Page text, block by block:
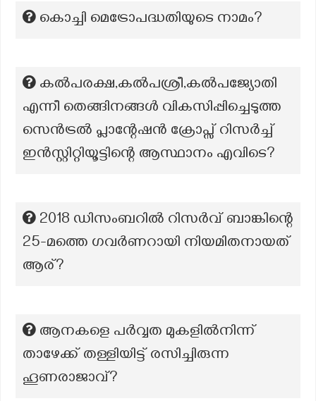
കൊച്ചി മെട്രോപദ്ധതിയുടെ നാമം?
കൽപരക്ഷ,കൽപശ്രീ,കൽപജ്യോതി
എന്നീ തെങ്ങിനങ്ങൾ വികസിപ്പിച്ചെടുത്ത
സെൻട്രൽ പ്ലാന്റേഷൻ ക്രോപ്സ് റിസർച്ച്
ഇൻസ്റ്റിറ്റിയൂട്ടിന്റെ ആസ്ഥാനം എവിടെ?
2018 ഡിസംബറിൽ റിസർവ് ബാങ്കിന്റെ
25-മത്തെ ഗവർണറായി നിയമിതനായത്
ആര്?
ആനകളെ പര്‍വ്വത മുകളില്‍നിന്ന്
താഴേക്ക് തള്ളിയിട്ട് രസിച്ചിരുന്ന
ഹൂണരാജാവ്?